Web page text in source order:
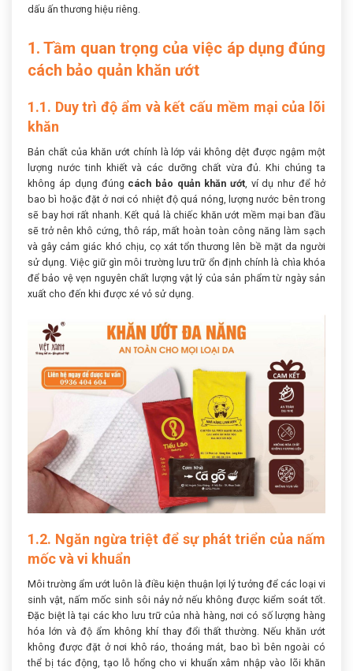
dấu ấn thương hiệu riêng.
1. Tầm quan trọng của việc áp dụng đúng
cách bảo quản khăn ướt
1.1. Duy trì độ ẩm và kết cấu mềm mại của lõi
khăn
Bản chất của khăn ướt chính là lớp vải không dệt được ngậm một
lượng nước tinh khiết và các dưỡng chất vừa đủ. Khi chúng ta
không áp dụng đúng cách bảo quản khăn ướt, ví dụ như để hở
bao bì hoặc đặt ở nơi có nhiệt độ quá nóng, lượng nước bên trong
sẽ bay hơi rất nhanh. Kết quả là chiếc khăn ướt mềm mại ban đầu
sẽ trở nên khô cứng, thô ráp, mất hoàn toàn công năng làm sạch
và gây cảm giác khó chịu, cọ xát tổn thương lên bề mặt da người
sử dụng. Việc giữ gìn môi trường lưu trữ ổn định chính là chìa khóa
để bảo vệ vẹn nguyên chất lượng vật lý của sản phẩm từ ngày sản
xuất cho đến khi được xé vỏ sử dụng.
1.2. Ngăn ngừa triệt để sự phát triển của nấm
mốc và vi khuẩn
Môi trường ẩm ướt luôn là điều kiện thuận lợi lý tưởng để các loại vi
sinh vật, nấm mốc sinh sôi nảy nở nếu không được kiểm soát tốt.
Đặc biệt là tại các kho lưu trữ của nhà hàng, nơi có số lượng hàng
hóa lớn và độ ẩm không khí thay đổi thất thường. Nếu khăn ướt
không được đặt ở nơi khô ráo, thoáng mát, bao bì bên ngoài có
thể bị tác động, tạo lỗ hổng cho vi khuẩn xâm nhập vào lõi khăn